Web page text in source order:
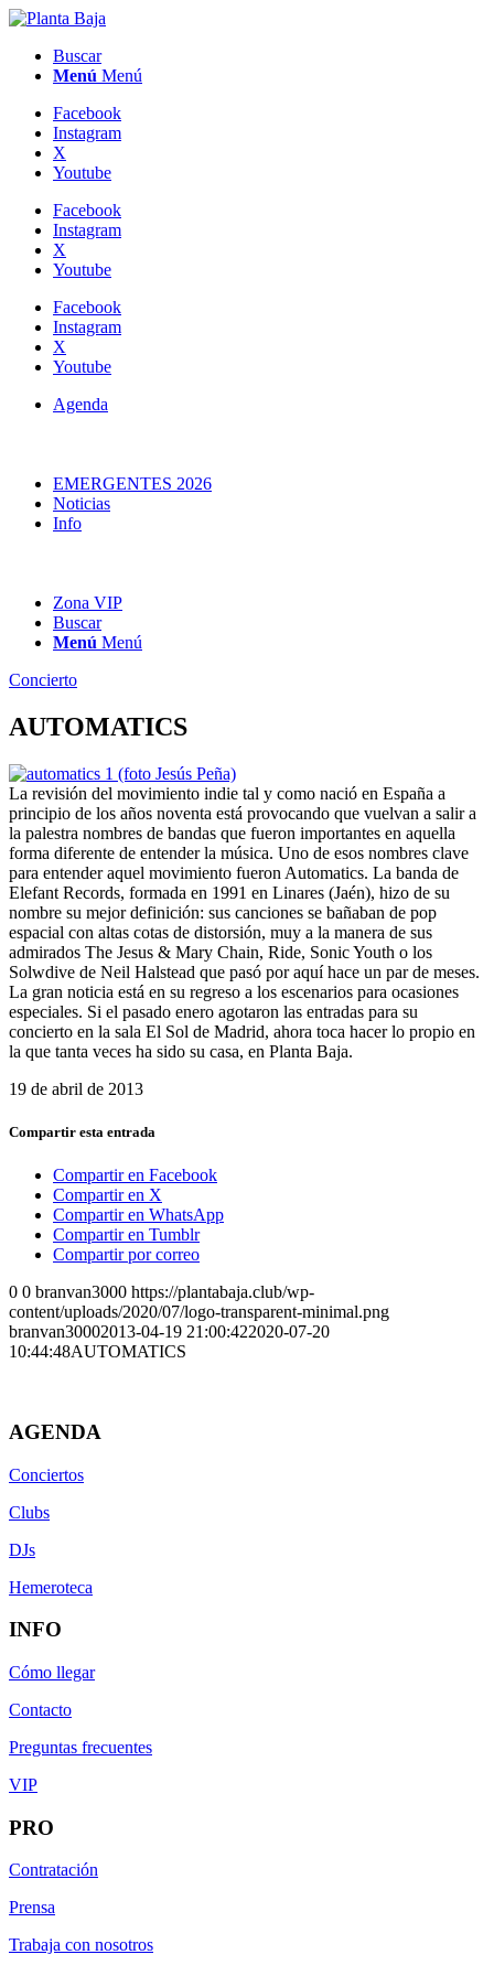
Buscar
Menú Menú
Facebook
Instagram
X
Youtube
Facebook
Instagram
X
Youtube
Facebook
Instagram
X
Youtube
Agenda
EMERGENTES 2026
Noticias
Info
Zona VIP
Buscar
Menú Menú
Concierto
AUTOMATICS
La revisión del movimiento indie tal y como nació en España a
principio de los años noventa está provocando que vuelvan a salir a
la palestra nombres de bandas que fueron importantes en aquella
forma diferente de entender la música. Uno de esos nombres clave
para entender aquel movimiento fueron Automatics. La banda de
Elefant Records, formada en 1991 en Linares (Jaén), hizo de su
nombre su mejor definición: sus canciones se bañaban de pop
espacial con altas cotas de distorsión, muy a la manera de sus
admirados The Jesus & Mary Chain, Ride, Sonic Youth o los
Solwdive de Neil Halstead que pasó por aquí hace un par de meses.
La gran noticia está en su regreso a los escenarios para ocasiones
especiales. Si el pasado enero agotaron las entradas para su
concierto en la sala El Sol de Madrid, ahora toca hacer lo propio en
la que tanta veces ha sido su casa, en Planta Baja.
19 de abril de 2013
Compartir esta entrada
Compartir en Facebook
Compartir en X
Compartir en WhatsApp
Compartir en Tumblr
Compartir por correo
0 0 branvan3000 https://plantabaja.club/wp-
content/uploads/2020/07/logo-transparent-minimal.png
branvan30002013-04-19 21:00:422020-07-20
10:44:48AUTOMATICS
AGENDA
Conciertos
Clubs
DJs
Hemeroteca
INFO
Cómo llegar
Contacto
Preguntas frecuentes
VIP
PRO
Contratación
Prensa
Trabaja con nosotros